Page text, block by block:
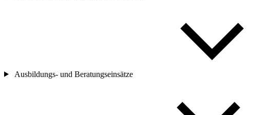
Ausbildungs- und Beratungseinsätze